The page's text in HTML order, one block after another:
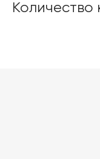
Количество